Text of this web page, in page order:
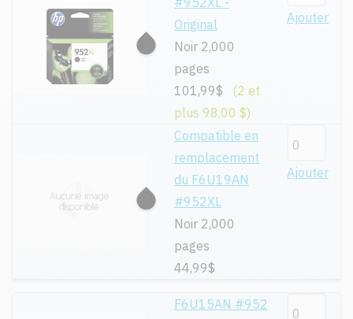
Original
Noir 2,000
pages
101,99$
(2 et
plus 98,00 $)
Ajouter
Compatible en
remplacement
du F6U19AN
#952XL
Noir 2,000
pages
44,99$
Ajouter
F6U15AN #952